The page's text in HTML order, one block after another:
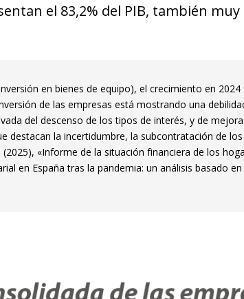
el 83,2% del PIB, también
en bienes de equipo), el crecimiento en
de las empresas está mostrando una
del descenso de los tipos de interés, y de
destacan la incertidumbre, la subcontratación de
«Informe de la situación financiera de los
en España tras la pandemia: un análisis basado